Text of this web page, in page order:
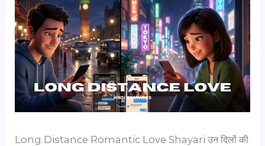
Long Distance Romantic Love Shayari उन दिलों की